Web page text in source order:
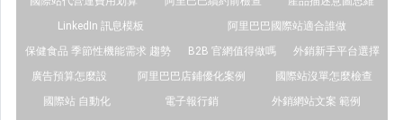
LinkedIn 訊息模板
阿里巴巴國際站適合誰做
保健食品 季節性機能需求 趨勢
B2B 官網值得做嗎
外銷新手平台選擇
廣告預算怎麼設
阿里巴巴店鋪優化案例
國際站沒單怎麼檢查
國際站 自動化
電子報行銷
外銷網站文案 範例